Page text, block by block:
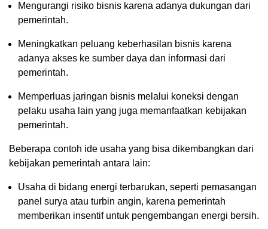
Mengurangi risiko bisnis karena adanya dukungan dari
pemerintah.
Meningkatkan peluang keberhasilan bisnis karena
adanya akses ke sumber daya dan informasi dari
pemerintah.
Memperluas jaringan bisnis melalui koneksi dengan
pelaku usaha lain yang juga memanfaatkan kebijakan
pemerintah.
Beberapa contoh ide usaha yang bisa dikembangkan dari
kebijakan pemerintah antara lain:
Usaha di bidang energi terbarukan, seperti pemasangan
panel surya atau turbin angin, karena pemerintah
memberikan insentif untuk pengembangan energi bersih.